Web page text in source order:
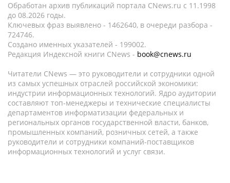
Обработан архив публикаций портала CNews.ru c 11.1998
до 08.2026 годы.
Ключевых фраз выявлено - 1462640, в очереди разбора -
724746.
Создано именных указателей - 199002.
Редакция Индексной книги CNews - book@cnews.ru
Читатели CNews — это руководители и сотрудники одной
из самых успешных отраслей российской экономики:
индустрии информационных технологий. Ядро аудитории
составляют топ-менеджеры и технические специалисты
департаментов информатизации федеральных и
региональных органов государственной власти, банков,
промышленных компаний, розничных сетей, а также
руководители и сотрудники компаний-поставщиков
информационных технологий и услуг связи.